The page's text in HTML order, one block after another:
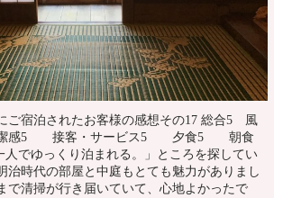
ご宿泊されたお客様の感想その17 総合5 風
感5 接客・サービス5 夕食5 朝食
ゆっくり泊まれる。」ところを探してい
治時代の部屋と中庭もとても魅力がありまし
で清掃が行き届いていて、心地よかったで